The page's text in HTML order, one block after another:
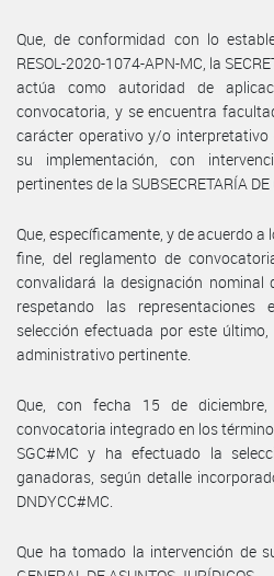
Que, de conformidad con lo
RESOL-2020-1074-APN-MC, la
actúa como autoridad de
convocatoria, y se encuentra
carácter operativo y/o interpretativo
su implementación, con
pertinentes de la SUBSECRETARÍA
Que, específicamente, y de acuerdo a
fine, del reglamento de
convalidará la designación nominal
respetando las representaciones
selección efectuada por este
administrativo pertinente.
Que, con fecha 15 de
convocatoria integrado en los
SGC#MC y ha efectuado la
ganadoras, según detalle
DNDYCC#MC.
Que ha tomado la intervención de